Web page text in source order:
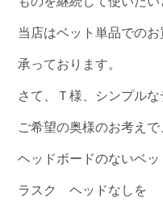
当店はベット単品でのお
承っております。
さて、Ｔ様、シンプル
ご希望の奥様のお考えで
ヘッドボードのないベッ
ラスク ヘッドなしを